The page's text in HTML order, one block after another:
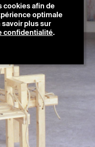
cookies afin de
optimale
plus sur
confidentialité.